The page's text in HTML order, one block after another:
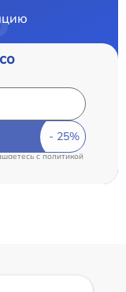
cполитикой